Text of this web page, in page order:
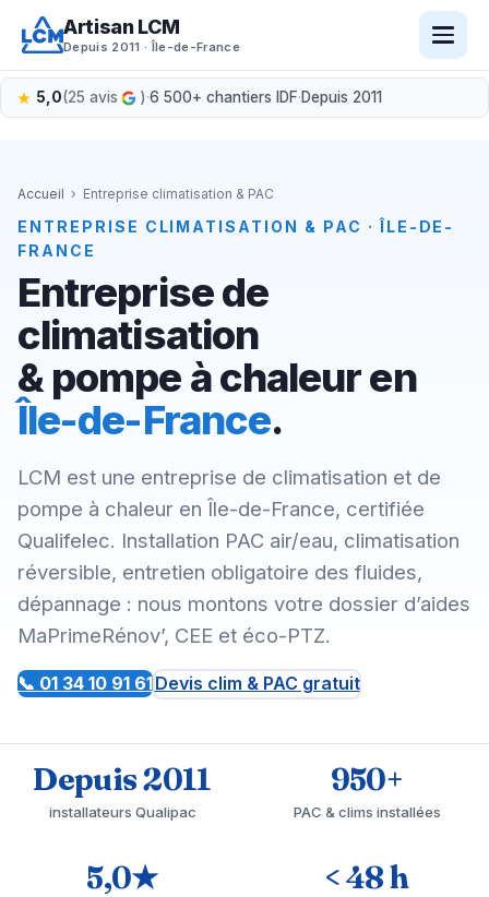
contenu
Artisan LCM
Depuis 2011 · Île-de-France
5,0(25 avis )·6 500+ chantiers IDF·Depuis 2011
Accueil › Entreprise climatisation & PAC
ENTREPRISE CLIMATISATION & PAC · ÎLE-DE-
FRANCE
Entreprise de
climatisation
& pompe à chaleur en
Île-de-France.
LCM est une entreprise de climatisation et de
pompe à chaleur en Île-de-France, certifiée
Qualifelec. Installation PAC air/eau, climatisation
réversible, entretien obligatoire des fluides,
dépannage : nous montons votre dossier d’aides
MaPrimeRénov’, CEE et éco-PTZ.
📞 01 34 10 91 61Devis clim & PAC gratuit
Depuis 2011
installateurs Qualipac
950+
PAC & clims installées
5,0★ < 48 h